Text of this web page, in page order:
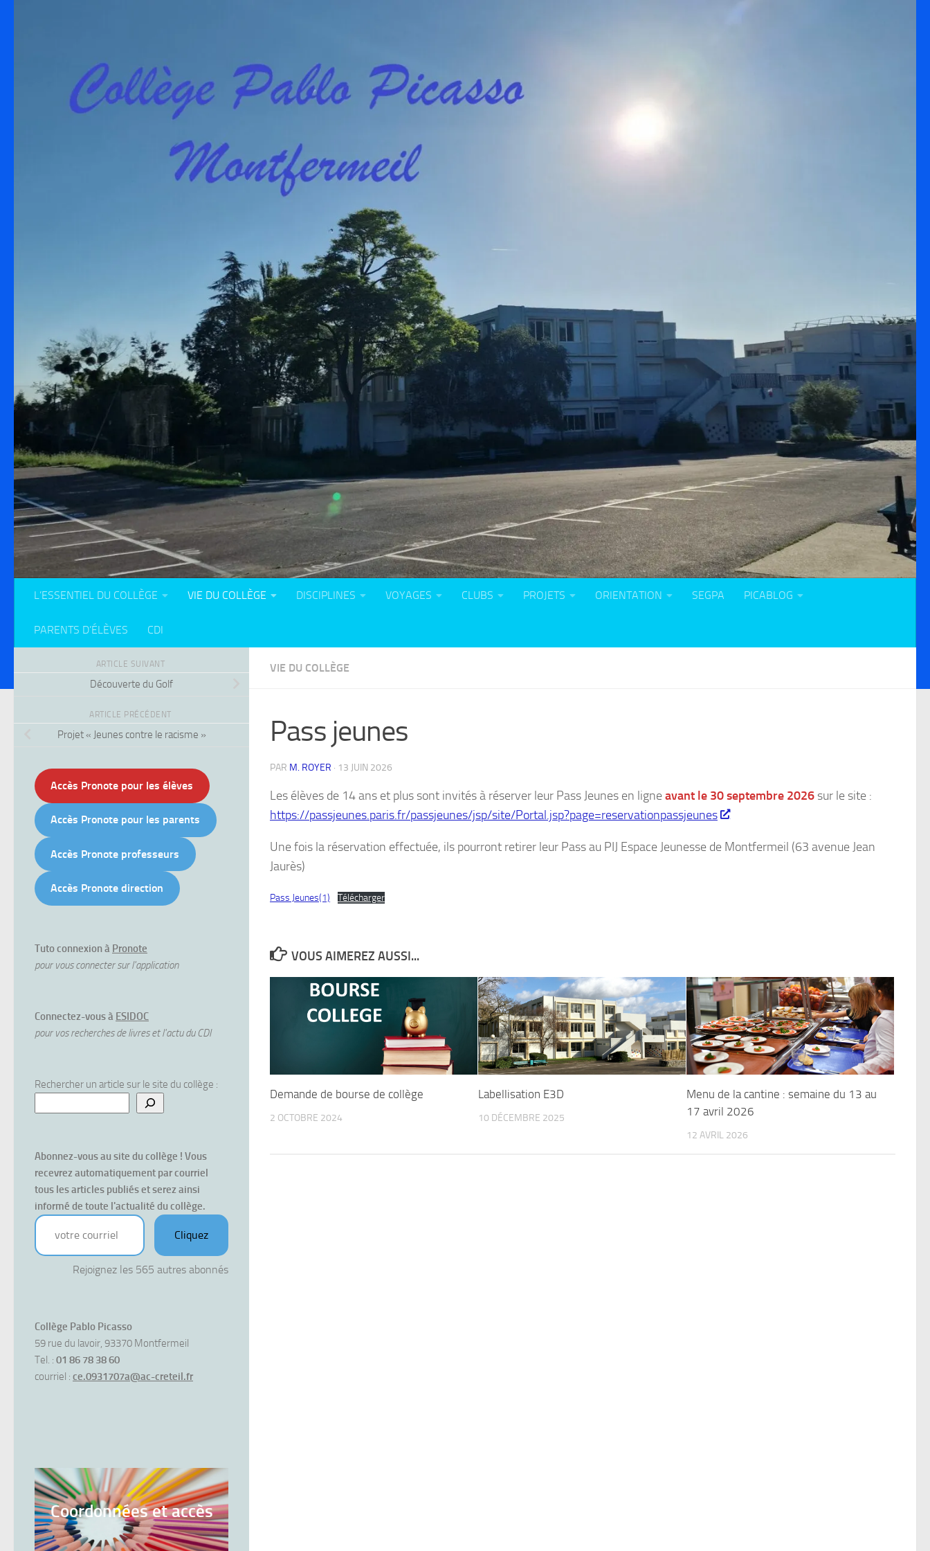
L’ESSENTIEL DU COLLÈGE VIE DU COLLÈGE DISCIPLINES VOYAGES CLUBS PROJETS ORIENTATION SEGPA PICABLOG
PARENTS D’ÉLÈVES CDI
VIE DU COLLÈGE
Pass jeunes
PAR M. ROYER · 13 JUIN 2026
Les élèves de 14 ans et plus sont invités à réserver leur Pass Jeunes en ligneavant le 30 septembre 2026 sur le site :
https://passjeunes.paris.fr/passjeunes/jsp/site/Portal.jsp?page=reservationpassjeunes
Une fois la réservation effectuée, ils pourront retirer leur Pass au PIJ Espace Jeunesse de Montfermeil (63 avenue Jean
Jaurès)
Pass Jeunes(1) Télécharger
VOUS AIMEREZ AUSSI...
Demande de bourse de collège
2 OCTOBRE 2024
Labellisation E3D
10 DÉCEMBRE 2025
Menu de la cantine : semaine du 13 au
17 avril 2026
12 AVRIL 2026
ARTICLE SUIVANT
Découverte du Golf
ARTICLE PRÉCÉDENT
Projet « Jeunes contre le racisme »
Accès Pronote pour les élèves
Accès Pronote pour les parents
Accès Pronote professeurs
Accès Pronote direction
Tuto connexion à Pronote
pour vous connecter sur l'application
Connectez-vous à ESIDOC
pour vos recherches de livres et l'actu du CDI
Rechercher un article sur le site du collège :
Abonnez-vous au site du collège ! Vous
recevrez automatiquement par courriel
tous les articles publiés et serez ainsi
informé de toute l'actualité du collège.
votre courriel
Cliquez
Rejoignez les 565 autres abonnés
Collège Pablo Picasso
59 rue du lavoir, 93370 Montfermeil
Tel. : 01 86 78 38 60
courriel : ce.0931707a@ac-creteil.fr
Coordonnées et accès